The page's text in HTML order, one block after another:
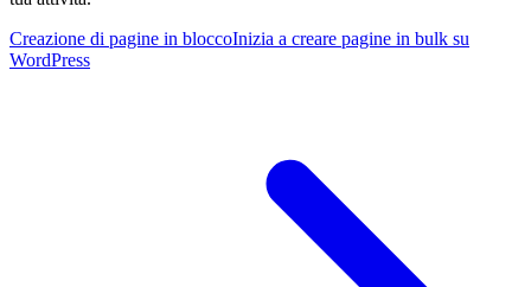
Creazione di pagine in bloccoInizia a creare pagine in bulk su
WordPress